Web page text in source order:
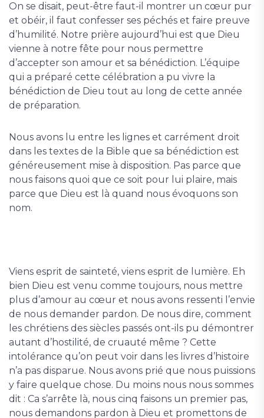
On se disait, peut-être faut-il montrer un cœur pur
et obéir, il faut confesser ses péchés et faire preuve
d’humilité. Notre prière aujourd’hui est que Dieu
vienne à notre fête pour nous permettre
d’accepter son amour et sa bénédiction. L’équipe
qui a préparé cette célébration a pu vivre la
bénédiction de Dieu tout au long de cette année
de préparation.
Nous avons lu entre les lignes et carrément droit
dans les textes de la Bible que sa bénédiction est
généreusement mise à disposition. Pas parce que
nous faisons quoi que ce soit pour lui plaire, mais
parce que Dieu est là quand nous évoquons son
nom.
Viens esprit de sainteté, viens esprit de lumière. Eh
bien Dieu est venu comme toujours, nous mettre
plus d’amour au cœur et nous avons ressenti l’envie
de nous demander pardon. De nous dire, comment
les chrétiens des siècles passés ont-ils pu démontrer
autant d’hostilité, de cruauté même ? Cette
intolérance qu’on peut voir dans les livres d’histoire
n’a pas disparue. Nous avons prié que nous puissions
y faire quelque chose. Du moins nous nous sommes
dit : Ca s’arrête là, nous cinq faisons un premier pas,
nous demandons pardon à Dieu et promettons de